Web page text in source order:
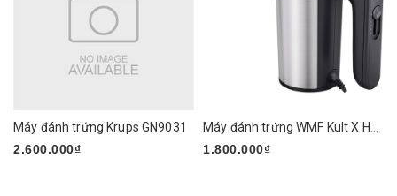
Máy đánh trứng Krups GN9031
2.600.000₫
1.800.000₫